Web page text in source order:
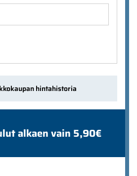
hintahistoria
alkaen vain 5,90€